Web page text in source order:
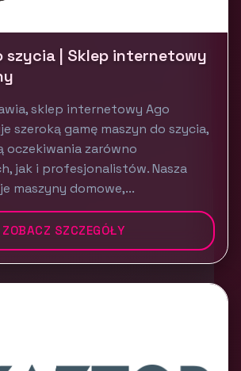
szycia | Sklep internetowy
sklep internetowy Ago
szeroką gamę maszyn do szycia,
oczekiwania zarówno
jak i profesjonalistów. Nasza
maszyny domowe,...
ZOBACZ SZCZEGÓŁY